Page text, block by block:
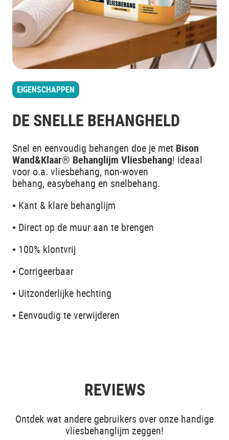
EIGENSCHAPPEN
DE SNELLE BEHANGHELD
Snel en eenvoudig behangen doe je met Bison
Wand&Klaar® Behanglijm Vliesbehang! Ideaal
voor o.a. vliesbehang, non-woven
behang, easybehang en snelbehang.
• Kant & klare behanglijm
• Direct op de muur aan te brengen
• 100% klontvrij
• Corrigeerbaar
• Uitzonderlijke hechting
• Eenvoudig te verwijderen
REVIEWS
Ontdek wat andere gebruikers over onze handige
vliesbehanglijm zeggen!